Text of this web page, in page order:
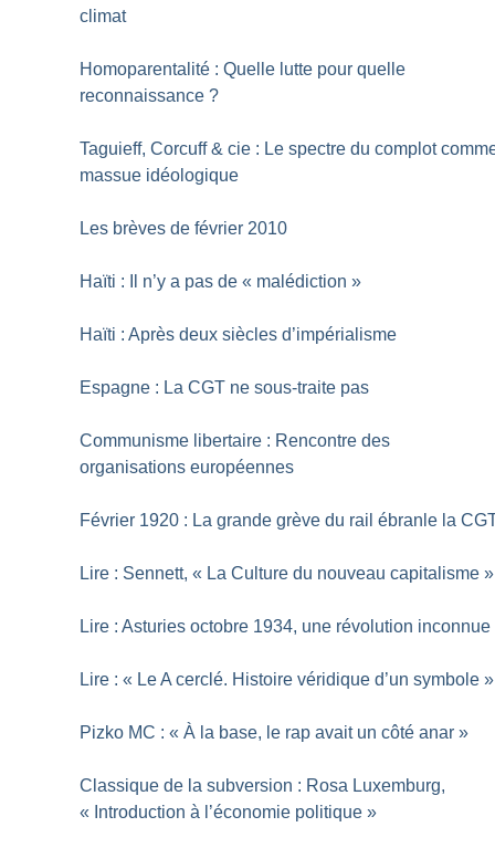
climat
Homoparentalité : Quelle lutte pour quelle
reconnaissance ?
Taguieff, Corcuff & cie : Le spectre du complot
massue idéologique
Les brèves de février 2010
Haïti : Il n’y a pas de « malédiction »
Haïti : Après deux siècles d’impérialisme
Espagne : La CGT ne sous-traite pas
Communisme libertaire : Rencontre des
organisations européennes
Février 1920 : La grande grève du rail ébranle la
Lire : Sennett, « La Culture du nouveau capitalisme »
Lire : Asturies octobre 1934, une révolution inconnue
Lire : « Le A cerclé. Histoire véridique d’un symbole »
Pizko MC : « À la base, le rap avait un côté anar »
Classique de la subversion : Rosa Luxemburg,
« Introduction à l’économie politique »